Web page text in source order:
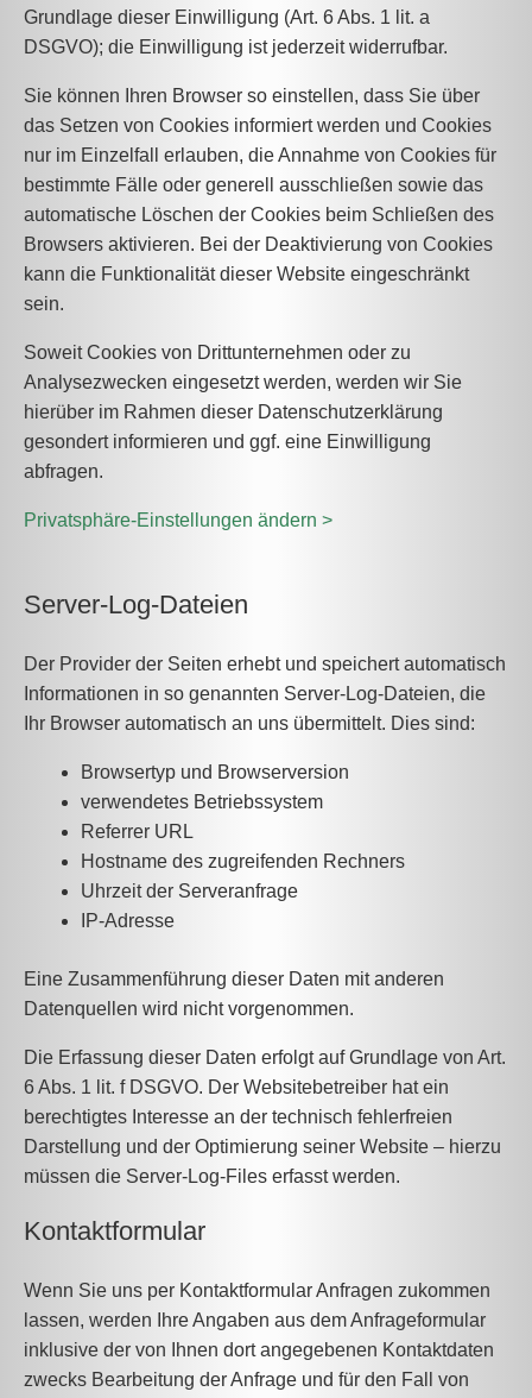
Grundlage dieser Einwilligung (Art. 6 Abs. 1 lit. a
DSGVO); die Einwilligung ist jederzeit widerrufbar.
Sie können Ihren Browser so einstellen, dass Sie über
das Setzen von Cookies informiert werden und Cookies
nur im Einzelfall erlauben, die Annahme von Cookies für
bestimmte Fälle oder generell ausschließen sowie das
automatische Löschen der Cookies beim Schließen des
Browsers aktivieren. Bei der Deaktivierung von Cookies
kann die Funktionalität dieser Website eingeschränkt
sein.
Soweit Cookies von Drittunternehmen oder zu
Analysezwecken eingesetzt werden, werden wir Sie
hierüber im Rahmen dieser Datenschutzerklärung
gesondert informieren und ggf. eine Einwilligung
abfragen.
Privatsphäre-Einstellungen ändern >
Server-Log-Dateien
Der Provider der Seiten erhebt und speichert automatisch
Informationen in so genannten Server-Log-Dateien, die
Ihr Browser automatisch an uns übermittelt. Dies sind:
Browsertyp und Browserversion
verwendetes Betriebssystem
Referrer URL
Hostname des zugreifenden Rechners
Uhrzeit der Serveranfrage
IP-Adresse
Eine Zusammenführung dieser Daten mit anderen
Datenquellen wird nicht vorgenommen.
Die Erfassung dieser Daten erfolgt auf Grundlage von Art.
6 Abs. 1 lit. f DSGVO. Der Websitebetreiber hat ein
berechtigtes Interesse an der technisch fehlerfreien
Darstellung und der Optimierung seiner Website – hierzu
müssen die Server-Log-Files erfasst werden.
Kontaktformular
Wenn Sie uns per Kontaktformular Anfragen zukommen
lassen, werden Ihre Angaben aus dem Anfrageformular
inklusive der von Ihnen dort angegebenen Kontaktdaten
zwecks Bearbeitung der Anfrage und für den Fall von